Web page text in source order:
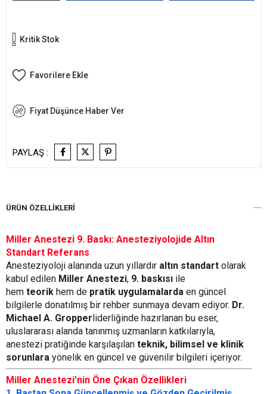
Kritik Stok
Favorilere Ekle
Fiyat Düşünce Haber Ver
PAYLAŞ :
ÜRÜN ÖZELLIKLERI
Miller Anestezi 9. Baskı: Anesteziyolojide Altın
Standart Referans
Anesteziyoloji alanında uzun yıllardır altın standart olarak
kabul edilen Miller Anestezi, 9. baskısı ile
hem teorik hem de pratik uygulamalarda en güncel
bilgilerle donatılmış bir rehber sunmaya devam ediyor. Dr.
Michael A. Gropper liderliğinde hazırlanan bu eser,
uluslararası alanda tanınmış uzmanların katkılarıyla,
anestezi pratiğinde karşılaşılan teknik, bilimsel ve klinik
sorunlara yönelik en güncel ve güvenilir bilgileri içeriyor.
Miller Anestezi’nin Öne Çıkan Özellikleri